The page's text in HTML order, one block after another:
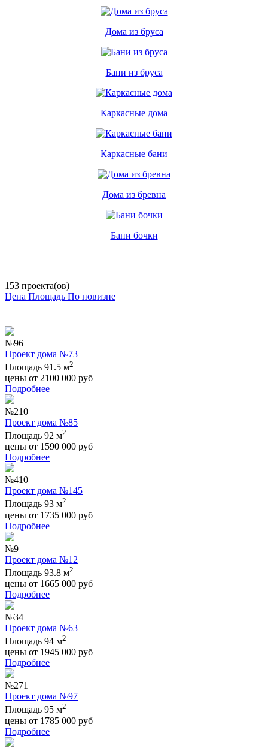
Дома из бруса
Бани из бруса
Каркасные дома
Каркасные бани
Дома из бревна
Бани бочки
153 проекта(ов)
Цена Площадь По новизне
№96
Проект дома №73
Площадь 91.5 м2
цены от 2100 000 руб
Подробнее
№210
Проект дома №85
Площадь 92 м2
цены от 1590 000 руб
Подробнее
№410
Проект дома №145
Площадь 93 м2
цены от 1735 000 руб
Подробнее
№9
Проект дома №12
Площадь 93.8 м2
цены от 1665 000 руб
Подробнее
№34
Проект дома №63
Площадь 94 м2
цены от 1945 000 руб
Подробнее
№271
Проект дома №97
Площадь 95 м2
цены от 1785 000 руб
Подробнее